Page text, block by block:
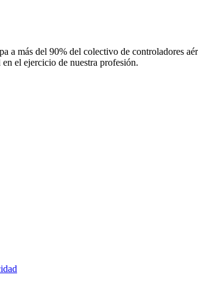
más del 90% del colectivo de controladores
el ejercicio de nuestra profesión.